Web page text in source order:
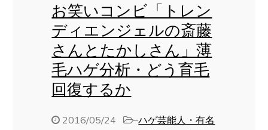
お笑いコンビ「トレン
ディエンジェルの斎藤
さんとたかしさん」薄
毛ハゲ分析・どう育毛
回復するか
2016/05/24 –ハゲ芸能人・有名